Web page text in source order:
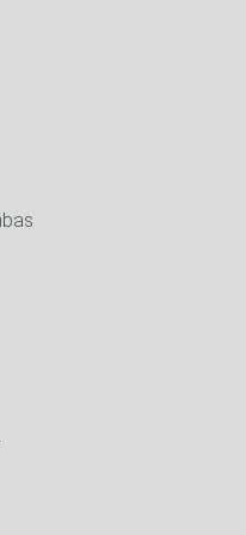
Concordo com o
para fins de
nosso boletim
informações sobre
empresa,